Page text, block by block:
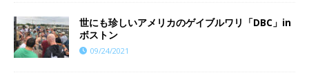
世にも珍しいアメリカのゲイブルワリ「DBC」in
ボストン
09/24/2021